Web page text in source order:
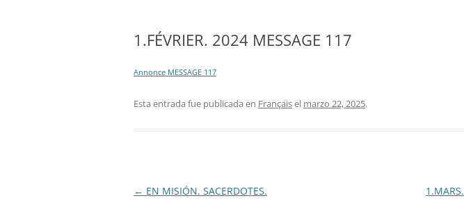
1.FÉVRIER. 2024 MESSAGE 117
Annonce MESSAGE 117
Esta entrada fue publicada en Françaisel marzo 22, 2025.
Navegación
← EN MISIÓN. SACERDOTES.